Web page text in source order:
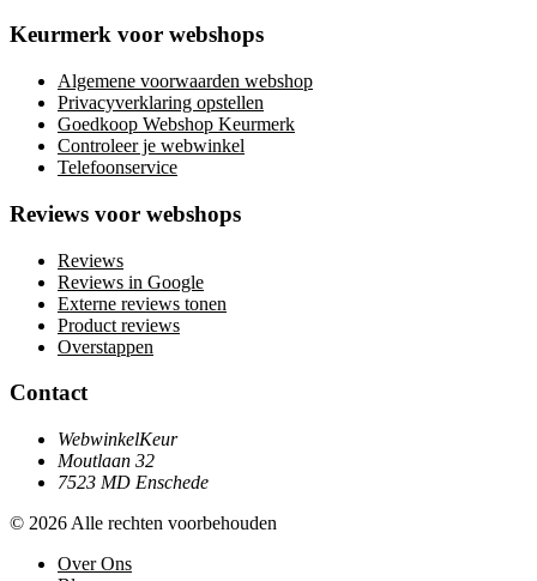
Keurmerk voor webshops
Algemene voorwaarden webshop
Privacyverklaring opstellen
Goedkoop Webshop Keurmerk
Controleer je webwinkel
Telefoonservice
Reviews voor webshops
Reviews
Reviews in Google
Externe reviews tonen
Product reviews
Overstappen
Contact
WebwinkelKeur
Moutlaan 32
7523 MD Enschede
© 2026 Alle rechten voorbehouden
Over Ons